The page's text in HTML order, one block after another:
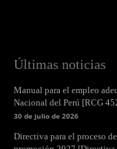
Últimas noticias
Manual para el empleo
Nacional del Perú [RCG
30 de julio de 2026
Directiva para el proceso